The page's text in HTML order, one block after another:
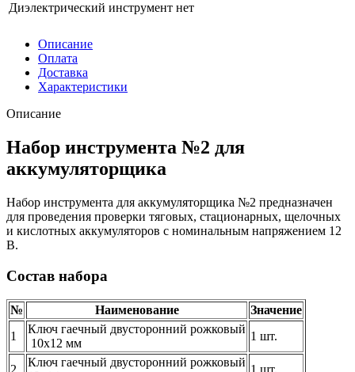
Диэлектрический инструмент нет
Описание
Оплата
Доставка
Характеристики
Описание
Набор инструмента №2 для
аккумуляторщика
Набор инструмента для аккумуляторщика №2 предназначен
для проведения проверки тяговых, стационарных, щелочных
и кислотных аккумуляторов с номинальным напряжением 12
В.
Состав набора
№ Наименование
Значение
1
Ключ гаечный двусторонний рожковый
10x12 мм
1 шт.
Ключ гаечный двусторонний рожковый